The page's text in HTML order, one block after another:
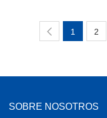
1 2
SOBRE NOSOTROS